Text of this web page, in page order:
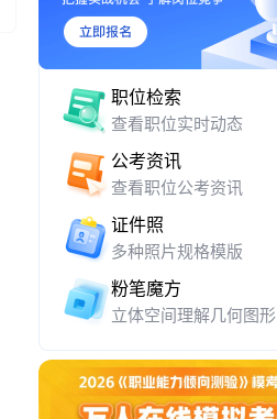
职位检索
查看职位实时动态
公考资讯
查看职位公考资讯
证件照
多种照片规格模版
粉笔魔方
立体空间理解几何图形